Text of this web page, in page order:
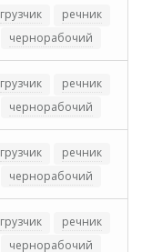
грузчик
речник
чернорабочий
грузчик
речник
чернорабочий
грузчик
речник
чернорабочий
грузчик
речник
чернорабочий